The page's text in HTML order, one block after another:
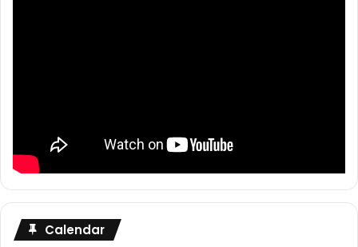
Calendar